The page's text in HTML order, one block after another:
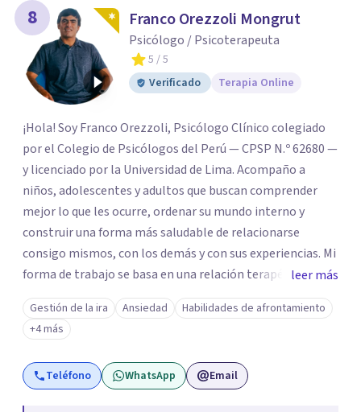
8 Franco Orezzoli Mongrut
Psicólogo / Psicoterapeuta
5 / 5
Verificado
Terapia Online
¡Hola! Soy Franco Orezzoli, Psicólogo Clínico colegiado
por el Colegio de Psicólogos del Perú — CPSP N.º 62680 —
y licenciado por la Universidad de Lima. Acompaño a
niños, adolescentes y adultos que buscan comprender
mejor lo que les ocurre, ordenar su mundo interno y
construir una forma más saludable de relacionarse
consigo mismos, con los demás y con sus experiencias. Mi
forma de trabajo se basa en una relación terapéutica
cercana, genuina y respetuosa, donde puedas expresarte
con libertad, sin juicios y a tu propio ritmo.
leer más
Gestión de la ira Ansiedad
Habilidades de afrontamiento
+4 más
Teléfono WhatsApp Email